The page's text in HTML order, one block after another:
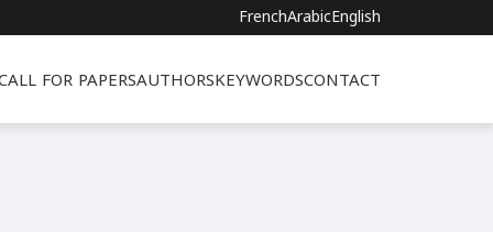
FrenchArabicEnglish
FOR PAPERSAUTHORSKEYWORDSCONTACT